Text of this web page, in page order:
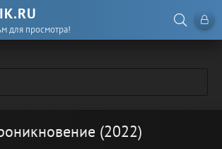
для просмотра!
(2022)